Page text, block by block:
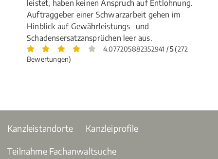
leistet, haben keinen Anspruch auf Entlohnung.
Auftraggeber einer Schwarzarbeit gehen im
Hinblick auf Gewährleistungs- und
Schadensersatzansprüchen leer aus.
4.077205882352941 /5(272
Bewertungen)
Kanzleistandorte Kanzleiprofile
Teilnahme Fachanwaltsuche